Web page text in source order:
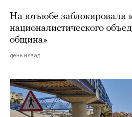
На ютьюбе заблокировали
националистического
община»
день назад